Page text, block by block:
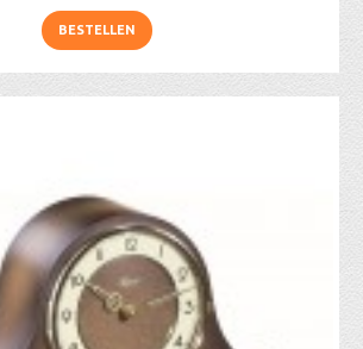
BESTELLEN